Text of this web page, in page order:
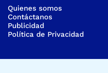
Quienes somos
Contáctanos
Publicidad
Política de Privacidad